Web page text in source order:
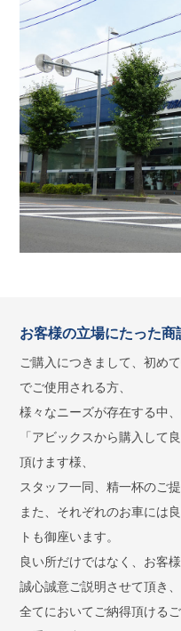
お客様の立場にたった
ご購入につきまして、初め
でご使用される方、
様々なニーズが存在する中
「アビックスから購入して
頂けます様、
スタッフ一同、精一杯のご
また、それぞれのお車には
トも御座います。
良い所だけではなく、お客
誠心誠意ご説明させて頂き、
全てにおいてご納得頂ける